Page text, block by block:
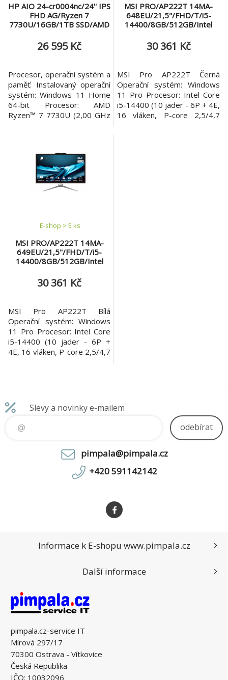
HP AIO 24-cr0004nc/24'' IPS
FHD AG/Ryzen 7
7730U/16GB/1TB SSD/AMD
45/90W/2y/WIN 11
Home/Black
26 595 Kč
Procesor, operační systém a
paměť: Instalovaný operační
systém: Windows 11 Home
64-bit Procesor: AMD
Ryzen™ 7 7730U (2,00 GHz
Čipová sada integrovaná s
procesorem Základní deska:
Scenery Paměť: 16 GB DDR4
3200 MHz (2× 8 GB)
MSI PRO/AP222T 14MA-
648EU/21,5"/FHD/T/i5-
14400/8GB/512GB/Intel
30 361 Kč
MSI Pro AP222T Černá
Operační systém: Windows
11 Pro Procesor: Intel Core
i5-14400 (10 jader - 6P + 4E,
16 vláken, P-core 2,5/4,7
MSI PRO/AP222T 14MA-
649EU/21,5"/FHD/T/i5-
14400/8GB/512GB/Intel
E-shop > 5 ks
30 361 Kč
MSI Pro AP222T Bílá
Operační systém: Windows
11 Pro Procesor: Intel Core
i5-14400 (10 jader - 6P +
4E, 16 vláken, P-core 2,5/4,7
8GB(8GB*1) DDR5 SDRAM
Počet slotů: 2 (1 volný)
Maximální velikost paměti:
64GB Pevný disk: 512GB
M.2-2280 M-KEY PCIe
Slevy a novinky e-mailem
odebírat
pimpala@pimpala.cz
+420 591142142
pimpala.cz-service IT
Mírová 297/17
70300 Ostrava - Vítkovice
Česká Republika
IČO: 10032096
Informace k E-shopu www.pimpala.cz
Další informace